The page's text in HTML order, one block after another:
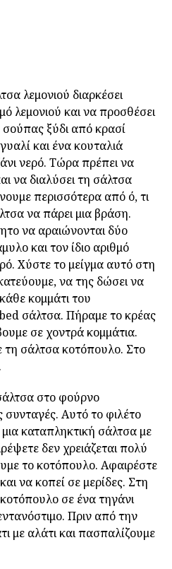
λεμονιού διαρκέσει
λεμονιού και να προσθέσει
σούπας ξύδι από κρασί
και ένα κουταλιά
νερό. Τώρα πρέπει να
να διαλύσει τη σάλτσα
περισσότερα από ό, τι
να πάρει μια βράση.
να αραιώνονται δύο
και τον ίδιο αριθμό
Χύστε το μείγμα αυτό στη
να της δώσει να
κομμάτι του
σάλτσα. Πήραμε το κρέας
σε χοντρά κομμάτια.
σάλτσα κοτόπουλο. Στο
στο φούρνο
συνταγές. Αυτό το φιλέτο
καταπληκτική σάλτσα με
δεν χρειάζεται πολύ
το κοτόπουλο. Αφαιρέστε
να κοπεί σε μερίδες. Στη
σε ένα τηγάνι
Πριν από την
με αλάτι και πασπαλίζουμε